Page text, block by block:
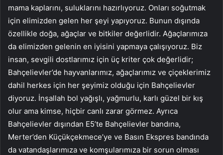
mama kaplarını, suluklarını hazırlıyoruz. Onları soğutmak
için elimizden gelen her şeyi yapıyoruz. Bunun dışında
özellikle doğa, ağaçlar ve bitkiler değerlidir. Ağaçlarımıza
da elimizden gelenin en iyisini yapmaya çalışıyoruz. Biz
insan, sevgili dostlarımız için üç kriter çok değerlidir;
Bahçelievler’de hayvanlarımız, ağaçlarımız ve çiçeklerimiz
dahil herkes için her şeyimiz olduğu için Bahçelievler
diyoruz. İnşallah bol yağışlı, yağmurlu, karlı güzel bir kış
olur ama kimse, hiçbir canlı zarar görmez. Ayrıca
Bahçelievler dışından E5’te Bahçelievler bandına,
Merter’den Küçükçekmece’ye ve Basın Ekspres bandında
da vatandaşlarımıza ve komşularımıza bir sorun olması